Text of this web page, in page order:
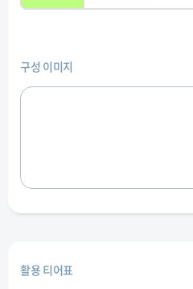
구성 이미지
활용 티어표